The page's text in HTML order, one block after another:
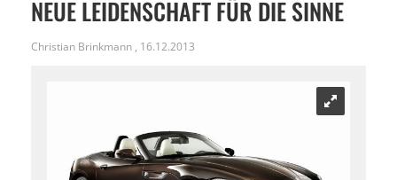
NEUE LEIDENSCHAFT FÜR DIE SINNE
Christian Brinkmann , 16.12.2013